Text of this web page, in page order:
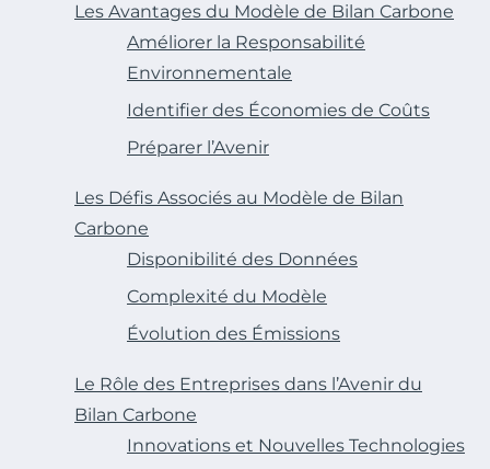
Les Avantages du Modèle de Bilan Carbone
Améliorer la Responsabilité
Environnementale
Identifier des Économies de Coûts
Préparer l’Avenir
Les Défis Associés au Modèle de Bilan
Carbone
Disponibilité des Données
Complexité du Modèle
Évolution des Émissions
Le Rôle des Entreprises dans l’Avenir du
Bilan Carbone
Innovations et Nouvelles Technologies